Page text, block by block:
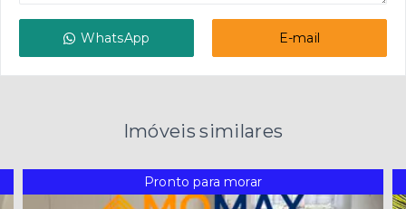
WhatsApp E-mail
Imóveis similares
Pronto para morar